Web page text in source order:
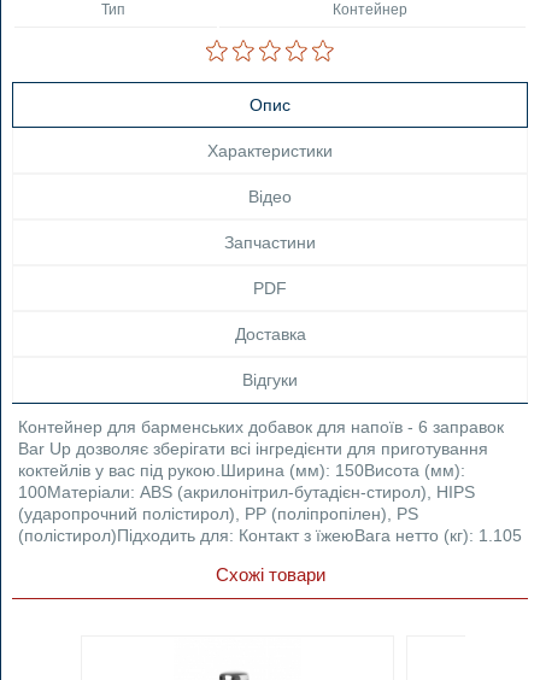
Тип Контейнер
Опис
Характеристики
Відео
Запчастини
PDF
Доставка
Відгуки
Контейнер для барменських добавок для напоїв - 6 заправок
Bar Up дозволяє зберігати всі інгредієнти для приготування
коктейлів у вас під рукою.Ширина (мм): 150Висота (мм):
100Матеріали: ABS (акрилонітрил-бутадієн-стирол), HIPS
(ударопрочний полістирол), PP (поліпропілен), PS
(полістирол)Підходить для: Контакт з їжеюВага нетто (кг): 1.105
Схожі товари